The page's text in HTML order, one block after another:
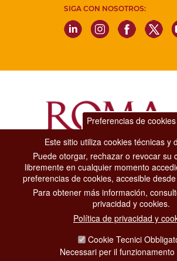
SIGA CON NOSOTROS:
Dipartimento Grandi Eventi, Sport,
Via di San Basilio, 51
00187 Roma
CONTACT CENTER TEL. 06
CONTATTA LA REDAZIONE
Preferencias de cookies
Este sitio utiliza cookies técnicas y
Puede otorgar, rechazar o revocar su
libremente en cualquier momento
preferencias de cookies, accesible
Para obtener más información,
privacidad y cookies.
Política de privacidad y
Cookie Tecnici
Necessari per il funzionamento